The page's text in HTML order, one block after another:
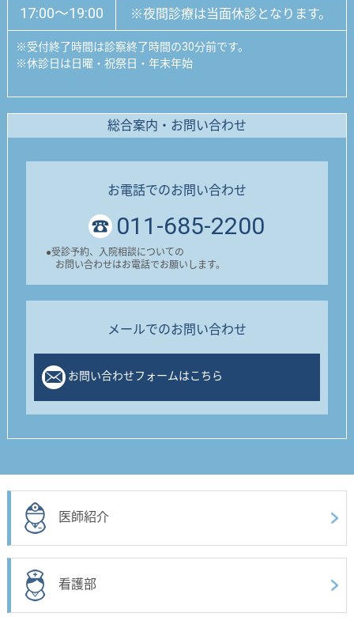
17:00～19:00 ※夜間診療は当面休診となります。
※受付終了時間は診察終了時間の30分前です。
※休診日は日曜・祝祭日・年末年始
総合案内・お問い合わせ
お電話でのお問い合わせ
011-685-2200
●受診予約、入院相談についての
お問い合わせはお電話でお願いします。
メールでのお問い合わせ
お問い合わせフォームはこちら
医師紹介
看護部